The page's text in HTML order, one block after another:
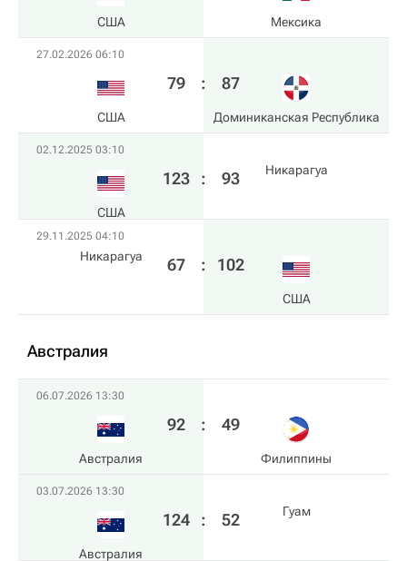
США Мексика
27.02.2026 06:10
США
79 : 87
Доминиканская Республика
02.12.2025 03:10
США
123 : 93 Никарагуа
29.11.2025 04:10
Никарагуа 67 : 102
США
Австралия
06.07.2026 13:30
Австралия
92 : 49
Филиппины
03.07.2026 13:30
Австралия
124 : 52 Гуам